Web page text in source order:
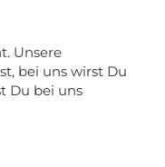
Unsere
bei uns wirst Du
Du bei uns